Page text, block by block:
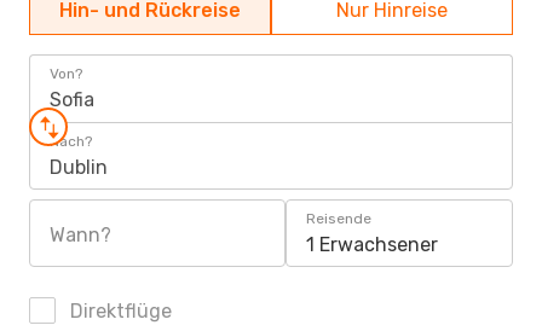
Hin- und Rückreise Nur Hinreise
Von?
Sofia
Nach?
Dublin
Wann?
Reisende
1 Erwachsener
Direktflüge